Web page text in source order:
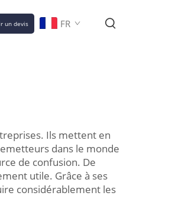
un devis FR
Ils mettent en
dans le monde
de confusion. De
utile. Grâce à ses
considérablement les